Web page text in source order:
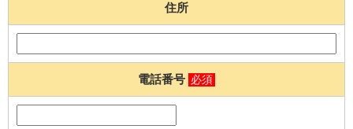
住所
電話番号 必須